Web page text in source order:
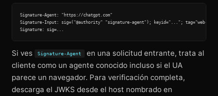
Signature-Agent: "https://chatgpt.com"
Signature-Input: sig=("@authority" "signature-agent"); keyid="..."; tag="web-bot-
Si ves Signature-Agent
en una solicitud entrante, trata al
cliente como un agente conocido incluso si el UA
parece un navegador. Para verificación completa,
descarga el JWKS desde el host nombrado en